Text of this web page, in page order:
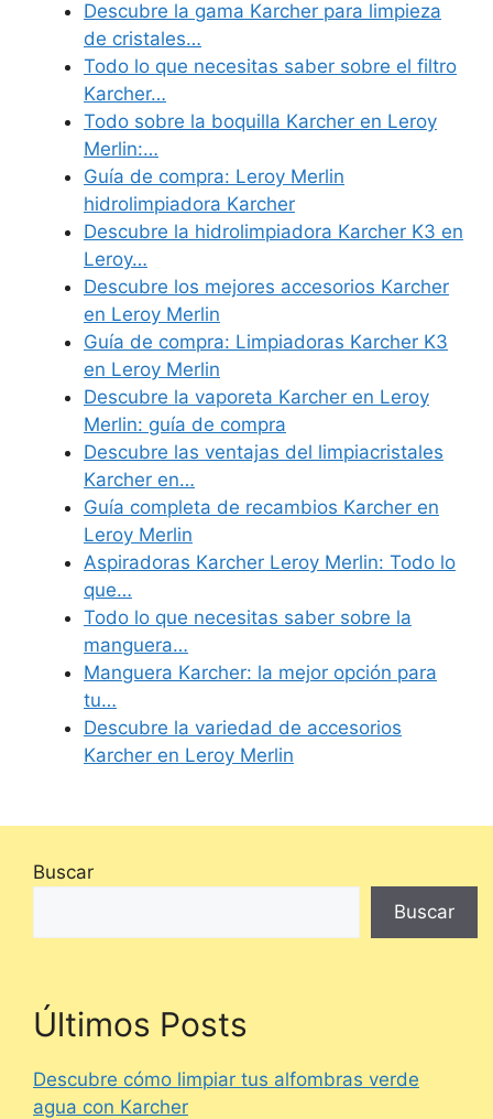
Descubre la gama Karcher para limpieza
de cristales…
Todo lo que necesitas saber sobre el filtro
Karcher…
Todo sobre la boquilla Karcher en Leroy
Merlin:…
Guía de compra: Leroy Merlin
hidrolimpiadora Karcher
Descubre la hidrolimpiadora Karcher K3 en
Leroy…
Descubre los mejores accesorios Karcher
en Leroy Merlin
Guía de compra: Limpiadoras Karcher K3
en Leroy Merlin
Descubre la vaporeta Karcher en Leroy
Merlin: guía de compra
Descubre las ventajas del limpiacristales
Karcher en…
Guía completa de recambios Karcher en
Leroy Merlin
Aspiradoras Karcher Leroy Merlin: Todo lo
que…
Todo lo que necesitas saber sobre la
manguera…
Manguera Karcher: la mejor opción para
tu…
Descubre la variedad de accesorios
Karcher en Leroy Merlin
Buscar
Buscar
Últimos Posts
Descubre cómo limpiar tus alfombras verde
agua con Karcher